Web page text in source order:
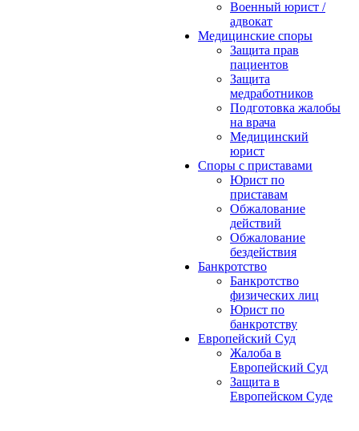
Военный юрист /
адвокат
Медицинские споры
Защита прав
пациентов
Защита
медработников
Подготовка жалобы
на врача
Медицинский
юрист
Споры с приставами
Юрист по
приставам
Обжалование
действий
Обжалование
бездействия
Банкротство
Банкротство
физических лиц
Юрист по
банкротству
Европейский Суд
Жалоба в
Европейский Суд
Защита в
Европейском Суде